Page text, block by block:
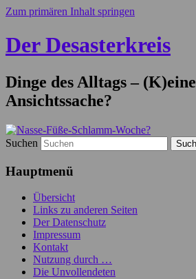
Zum primären Inhalt springen
Der Desasterkreis
Dinge des Alltags – (K)eine
Ansichtssache?
Suchen
Hauptmenü
Übersicht
Links zu anderen Seiten
Der Datenschutz
Impressum
Kontakt
Nutzung durch …
Die Unvollendeten